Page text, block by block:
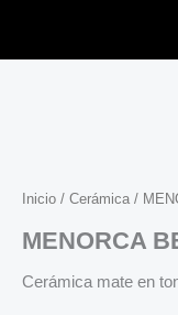
Inicio / Cerámica /
MENORCA
Cerámica mate en